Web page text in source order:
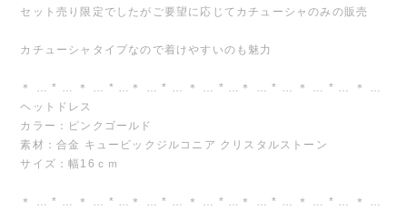
セット売り限定でしたがご要望に応じてカチューシャのみの販売
カチューシャタイプなので着けやすいのも魅力
＊ … * … ＊ … * …＊ … * … ＊ … * …＊ … * … ＊ … * … ＊ …
ヘットドレス
カラー：ピンクゴールド
素材：合金 キュービックジルコニア クリスタルストーン
サイズ：幅16ｃｍ
＊ … * … ＊ … * …＊ … * … ＊ … * …＊ … * … ＊ … * … ＊ …